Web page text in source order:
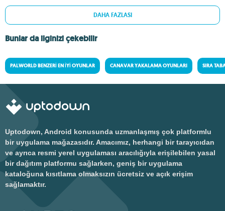
DAHA FAZLASI
Bunlar da ilginizi çekebilir
PALWORLD BENZERI EN İYI OYUNLAR CANAVAR YAKALAMA OYUNLARI SIRA
Uptodown, Android konusunda uzmanlaşmış çok platformlu
bir uygulama mağazasıdır. Amacımız, herhangi bir tarayıcıdan
ve ayrıca resmi yerel uygulaması aracılığıyla erişilebilen yasal
bir dağıtım platformu sağlarken, geniş bir uygulama
kataloğuna kısıtlama olmaksızın ücretsiz ve açık erişim
sağlamaktır.